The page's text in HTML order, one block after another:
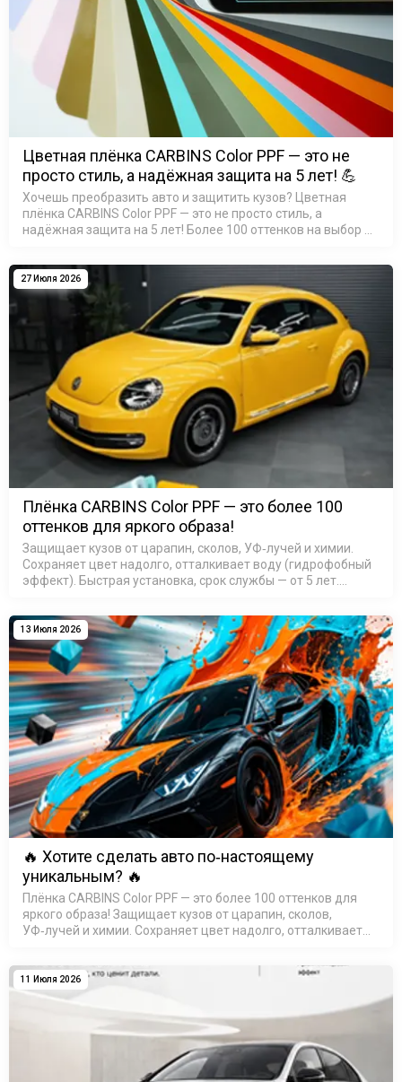
Цветная плёнка CARBINS Color PPF — это не
просто стиль, а надёжная защита на 5 лет! 💪
Хочешь преобразить авто и защитить кузов? Цветная
плёнка CARBINS Color PPF — это не просто стиль, а
надёжная защита на 5 лет! Более 100 оттенков на выбор —
27 Июля 2026
Плёнка CARBINS Color PPF — это более 100
оттенков для яркого образа!
Защищает кузов от царапин, сколов, УФ‑лучей и химии.
Сохраняет цвет надолго, отталкивает воду (гидрофобный
эффект). Быстрая установка, срок службы — от 5 лет.
Подробн…
13 Июля 2026
🔥 Хотите сделать авто по‑настоящему
уникальным? 🔥
Плёнка CARBINS Color PPF — это более 100 оттенков для
яркого образа! Защищает кузов от царапин, сколов,
УФ‑лучей и химии. Сохраняет цвет надолго, отталкивает
службы &mdas…
11 Июля 2026